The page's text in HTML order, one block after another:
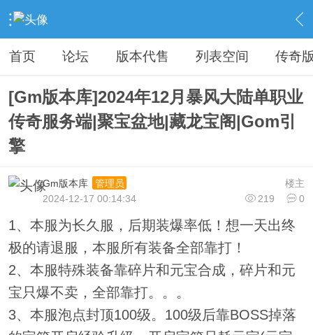
› 传奇私服专区 › 传奇商业版本免费下载 › 内容
首页 论坛 版本代售 列表空间 传奇
[Gm版本库]2024年12月暴风大陆单职业
传奇服务端|聚宝盆地|藏龙宝阁|Gom引
擎
楼主
Gm版本库
管理员
219
0
2024-12-17 00:14:34
1、本服为长久服，后期装爆率低！想一天出终
极的请退服，本服所有装备全部靠打！
2、本服特殊装备靠碎片和元宝合成，碎片和元
宝只爆不卖，全部靠打。。。
3、本服泡点封顶100级。100级后靠BOSS掉落